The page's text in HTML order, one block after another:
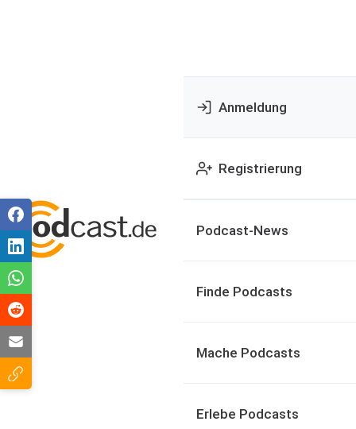
Anmeldung
Registrierung
Podcast-News
Finde Podcasts
Mache Podcasts
Erlebe Podcasts